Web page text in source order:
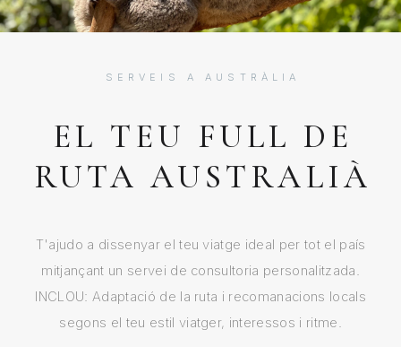
SERVEIS A AUSTRÀLIA
EL TEU FULL DE
RUTA AUSTRALIÀ
T'ajudo a dissenyar el teu viatge ideal per tot el país
mitjançant un servei de consultoria personalitzada.
INCLOU: Adaptació de la ruta i recomanacions locals
segons el teu estil viatger, interessos i ritme.